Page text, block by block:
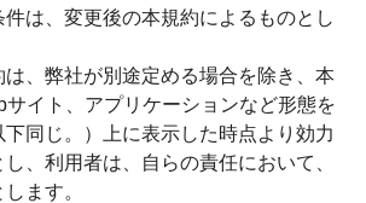
は、変更後の本規約によるものとし
、弊社が別途定める場合を除き、本
サイト、アプリケーションなど形態を
下同じ。）上に表示した時点より効力
、利用者は、自らの責任において、
ます。